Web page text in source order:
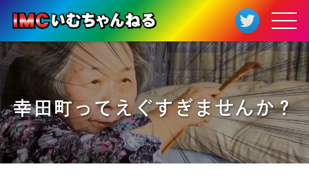
幸田町ってえぐすぎませんか？